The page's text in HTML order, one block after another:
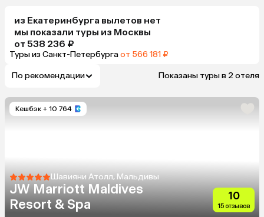
из Екатеринбурга вылетов нет
мы показали туры из Москвы
от 538 236 ₽
Туры из Санкт-Петербургаот 566 181 ₽
По рекомендации Показаны туры в 2 отеля
Кешбэк + 10 764
Шавияни Атолл, Мальдивы
JW Marriott Maldives
Resort & Spa
10
15 отзывов